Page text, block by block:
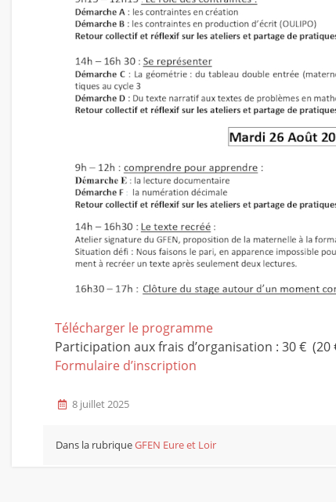
Télécharger le programme
Participation aux frais d’organisation : 30 €
Formulaire d’inscription
8 juillet 2025
Dans la rubriqueGFEN Eure et Loir